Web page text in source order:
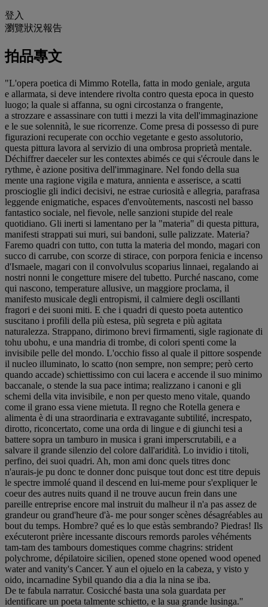
登入
瀏覽狀況報告
拍品專文
"L'opera poetica di Mimmo Rotella, fatta in modo geniale, arguta
e allarmata, si deve intendere rivolta contro questa epoca in questo
luogo; la quale si affanna, su ogni circostanza o frangente,
a strozzare e assassinare con tutti i mezzi la vita dell'immaginazione
e le sue solennità, le sue ricorrenze. Come presa di possesso di pure
figurazioni recuperate con occhio vegetante e gesto assolutorio,
questa pittura lavora al servizio di una ombrosa proprietà mentale.
Déchiffrer daeceler sur les contextes abimés ce qui s'écroule dans le
rythme, è azione positiva dell'immaginare. Nel fondo della sua
mente una ragione vigila e matura, annienta e asserisce, a scatti
proscioglie gli indici decisivi, ne estrae curiosità e allegria, parafrasa
leggende enigmatiche, espaces d'envoùtements, nascosti nel basso
fantastico sociale, nel fievole, nelle sanzioni stupide del reale
quotidiano. Gli inerti si lamentano per la "materia" di questa pittura,
manifesti strappati sui muri, sui bandoni, sulle palizzate. Materia?
Faremo quadri con tutto, con tutta la materia del mondo, magari con
succo di carrube, con scorze di stirace, con porpora fenicia e incenso
d'Ismaele, magari con il convolvulus scoparius linnaei, regalando ai
nostri nonni le congetture misere del tubetto. Purché nascano, come
qui nascono, temperature allusive, un maggiore proclama, il
manifesto musicale degli entropismi, il calmiere degli oscillanti
fragori e dei suoni miti. E che i quadri di questo poeta autentico
suscitano i profili della più estesa, più segreta e più agitata
naturalezza. Strappano, dirimono brevi firmamenti, sigle ragionate di
tohu ubohu, e una mandria di trombe, di colori spenti come la
invisibile pelle del mondo. L'occhio fisso al quale il pittore sospende
il nucleo illuminato, lo scatto (non sempre, non sempre; però certo
quando accade) schiettissimo con cui lacera e accende il suo minimo
baccanale, o stende la sua pace intima; realizzano i canoni e gli
schemi della vita invisibile, e non per questo meno vitale, quando
come il grano essa viene mietuta. Il regno che Rotella genera e
alimenta è di una straordinaria e extravagante subtilité, increspato,
dirotto, riconcertato, come una orda di lingue e di giunchi tesi a
battere sopra un tamburo in musica i grani imperscrutabili, e a
salvare il grande silenzio del colore dall'aridità. Lo invidio i titoli,
perfino, dei suoi quadri. Ah, mon ami donc quels titres donc
n'aurais-je pu donc te donner donc puisque tout donc est titre depuis
le spectre immolé quand il descend en lui-meme pour s'expliquer le
coeur des autres nuits quand il ne trouve aucun frein dans une
pareille entreprise encore mal instruit du malheur il n'a pas assez de
grandeur ou grand'heure d'à- me pour songer scènes désagréables au
bout du temps. Hombre? qué es lo que estàs sembrando? Piedras! Ils
exécuteront prière incessante discours remords paroles véhéments
tam-tam des tambours domestiques comme chagrins: strident
polychrome, dépilatoire sicilien, opened stone opened wood opened
water and vanity's Cancer. Y aun el ojuelo en la cabeza, y visto y
oido, incarnadine Sybil quando dia a dia la nina se iba.
De te fabula narratur. Cosicché basta una sola guardata per
identificare un poeta talmente schietto, e la sua grande lusinga."